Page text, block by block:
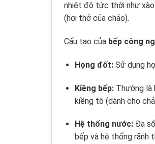
nhiệt độ tức thời như xào
(hơi thở của chảo).
Cấu tạo của bếp công
Họng đốt:Sử dụng
Kiềng bếp:Thường là
kiềng tô (dành cho
Hệ thống nước:Đa số
bếp và hệ thống rãnh